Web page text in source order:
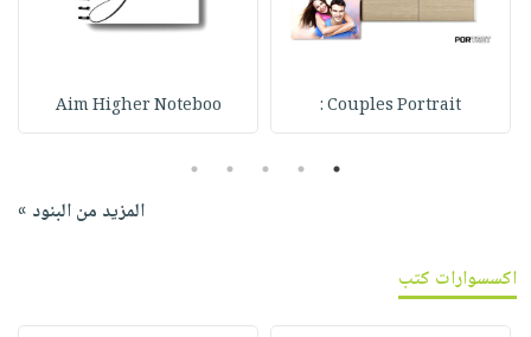
Couples Portrait :
Aim Higher Noteboo
1
2
3
4
5
المزيد من البنود »
اكسسوارات كتب